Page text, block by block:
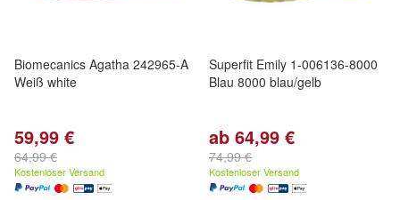
Biomecanics Agatha 242965-A
Weiß white
59,99 €
64,99 €
Kostenloser Versand
Superfit Emily 1-006136-8000
Blau 8000 blau/gelb
ab 64,99 €
74,99 €
Kostenloser Versand